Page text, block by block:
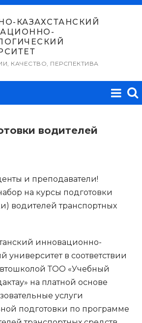
КАЗАХСТАНСКИЙ
КАЧЕСТВО, ПЕРСПЕКТИВА
водителей
и преподаватели!
на курсы подготовки
водителей транспортных
инновационно-
университет в соответствии
ТОО «Учебный
на платной основе
услуги
подготовки по программе